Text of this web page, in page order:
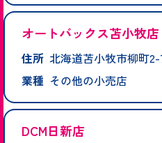
オートバックス苫小牧店
住所 北海道苫小牧市柳町2-
業種 その他の小売店
DCM日新店